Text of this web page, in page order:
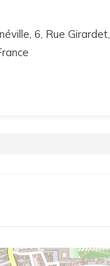
6, Rue